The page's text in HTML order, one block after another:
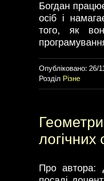
Богдан
осіб і
того, як
Опубліковано: 26/
Розділ Різне
логічних
Про